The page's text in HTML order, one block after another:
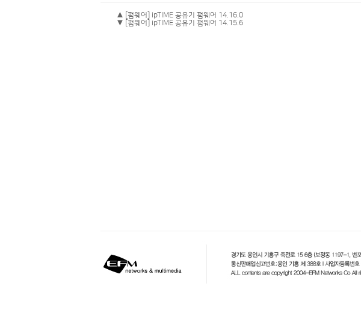
▲ [펌웨어] ipTIME 공유기 펌웨어 14.16.0
▼ [펌웨어] ipTIME 공유기 펌웨어 14.15.6